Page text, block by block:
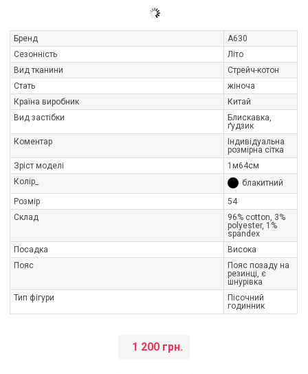
Бренд
A630
Сезонність
Літо
Вид тканини
Стрейч-котон
Стать
жіноча
Країна виробник
Китай
Вид застібки
Блискавка,
ґудзик
Коментар
Індивідуальна
розмірна сітка
Зріст моделі
1м64см
Колір_
блакитний
Розмір
54
Склад
96% cotton, 3%
polyester, 1%
spandex
Посадка
Висока
Пояс
Пояс позаду на
резинці, є
шнурівка
Тип фігури
Пісочний
годинник
1 200 грн.